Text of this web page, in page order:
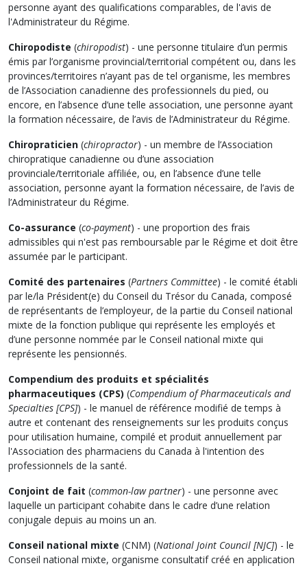
personne ayant des qualifications comparables, de l'avis de
l'Administrateur du Régime.
Chiropodiste (chiropodist) - une personne titulaire d’un permis
émis par l’organisme provincial/territorial compétent ou, dans les
provinces/territoires n’ayant pas de tel organisme, les membres
de l’Association canadienne des professionnels du pied, ou
encore, en l’absence d’une telle association, une personne ayant
la formation nécessaire, de l’avis de l’Administrateur du Régime.
Chiropraticien (chiropractor) - un membre de l’Association
chiropratique canadienne ou d’une association
provinciale/territoriale affiliée, ou, en l’absence d’une telle
association, personne ayant la formation nécessaire, de l’avis de
l’Administrateur du Régime.
Co-assurance (co-payment) - une proportion des frais
admissibles qui n'est pas remboursable par le Régime et doit être
assumée par le participant.
Comité des partenaires (Partners Committee) - le comité établi
par le/la Président(e) du Conseil du Trésor du Canada, composé
de représentants de l’employeur, de la partie du Conseil national
mixte de la fonction publique qui représente les employés et
d’une personne nommée par le Conseil national mixte qui
représente les pensionnés.
Compendium des produits et spécialités
pharmaceutiques (CPS) (Compendium of Pharmaceuticals and
Specialties [CPS]) - le manuel de référence modifié de temps à
autre et contenant des renseignements sur les produits conçus
pour utilisation humaine, compilé et produit annuellement par
l'Association des pharmaciens du Canada à l'intention des
professionnels de la santé.
Conjoint de fait (common-law partner) - une personne avec
laquelle un participant cohabite dans le cadre d’une relation
conjugale depuis au moins un an.
Conseil national mixte (CNM) (National Joint Council [NJC]) - le
Conseil national mixte, organisme consultatif créé en application